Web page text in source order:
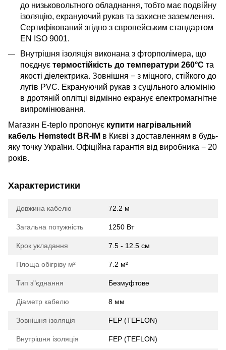
до низьковольтного обладнання, тобто має подвійну
ізоляцію, екрануючий рукав та захисне заземлення.
Сертифікований згідно з європейським стандартом
EN ISO 9001.
Внутрішня ізоляція виконана з фторполімера, що
поєднує термостійкість до температури 260°C та
якості діелектрика. Зовнішня − з міцного, стійкого до
лугів PVC. Екрануючий рукав з суцільного алюмінію
в дротяній оплітці відмінно екранує електромагнітне
випромінювання.
Магазин E-teplo пропонує купити нагрівальний
кабель Hemstedt BR-IM в Києві з доставленням в будь-
яку точку України. Офіційна гарантія від виробника − 20
років.
Характеристики
Довжина кабелю 72.2 м
Загальна потужність 1250 Вт
Крок укладання 7.5 - 12.5 см
Площа обігріву м² 7.2 м²
Тип з"єднання Безмуфтове
Діаметр кабелю 8 мм
Зовнішня ізоляція FEP (TEFLON)
Внутрішня ізоляція FEP (TEFLON)